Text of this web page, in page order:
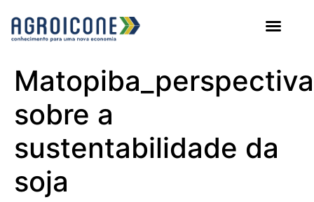
sobre a
sustentabilidade da
soja